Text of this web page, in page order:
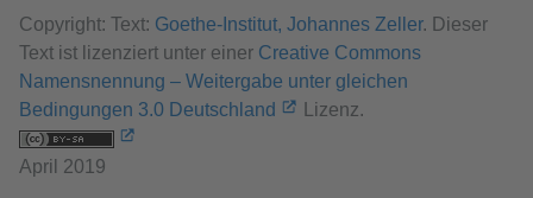
Copyright: Text: Goethe-Institut, Johannes Zeller. Dieser
Text ist lizenziert unter einer Creative Commons
Namensnennung – Weitergabe unter gleichen
Bedingungen 3.0 Deutschland
Lizenz.
April 2019